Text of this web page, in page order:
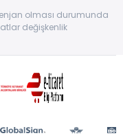
olması durumunda
değişkenlik